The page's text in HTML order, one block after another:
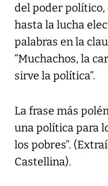
del poder político,
hasta la lucha
palabras en la
“Muchachos, la
sirve la política”.
La frase más
una política para
los pobres”.
Castellina).